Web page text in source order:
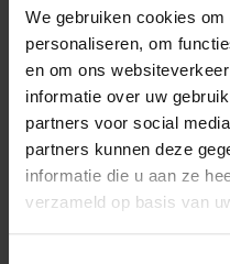
We gebruiken cookies
personaliseren, om
en om ons
informatie over uw
partners voor social
partners kunnen deze
informatie die u aan ze
verzameld op basis van
Een ongeluk tijdens uw